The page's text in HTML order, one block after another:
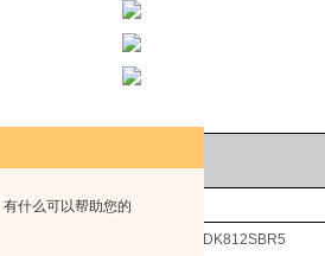
什么可以帮助您的
通用分辨率类型
DK812SBR5